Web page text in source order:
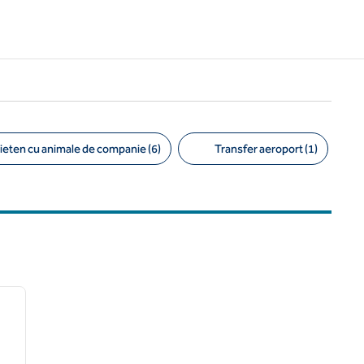
cu animale de companie (6) Transfer aeroport (1)
imaginea următoare